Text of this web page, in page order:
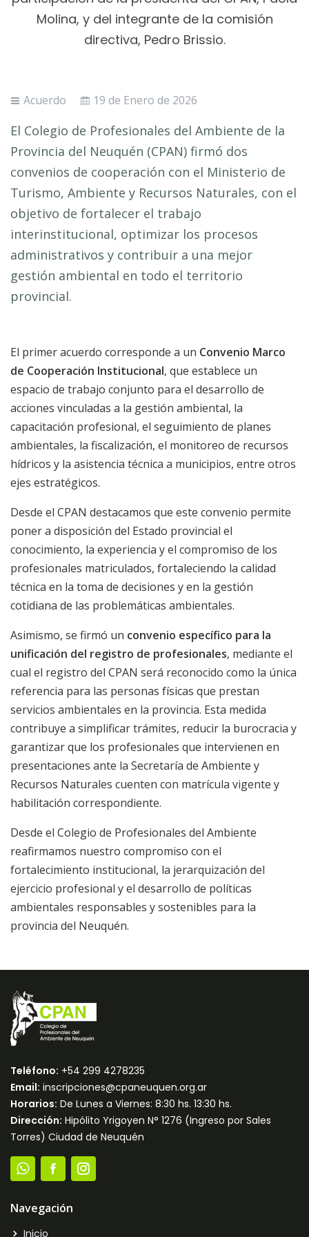
Molina, y del integrante de la comisión
directiva, Pedro Brissio.
Acuerdo 19 de Enero de 2026
El Colegio de Profesionales del Ambiente de la
Provincia del Neuquén (CPAN) firmó dos
convenios de cooperación con el Ministerio de
Turismo, Ambiente y Recursos Naturales, con el
objetivo de fortalecer el trabajo
interinstitucional, optimizar los procesos
administrativos y contribuir a una mejor
gestión ambiental en todo el territorio
provincial.
El primer acuerdo corresponde a un Convenio Marco
de Cooperación Institucional, que establece un
espacio de trabajo conjunto para el desarrollo de
acciones vinculadas a la gestión ambiental, la
capacitación profesional, el seguimiento de planes
ambientales, la fiscalización, el monitoreo de recursos
hídricos y la asistencia técnica a municipios, entre otros
ejes estratégicos.
Desde el CPAN destacamos que este convenio permite
poner a disposición del Estado provincial el
conocimiento, la experiencia y el compromiso de los
profesionales matriculados, fortaleciendo la calidad
técnica en la toma de decisiones y en la gestión
cotidiana de las problemáticas ambientales.
Asimismo, se firmó un convenio específico para la
unificación del registro de profesionales, mediante el
cual el registro del CPAN será reconocido como la única
referencia para las personas físicas que prestan
servicios ambientales en la provincia. Esta medida
contribuye a simplificar trámites, reducir la burocracia y
garantizar que los profesionales que intervienen en
presentaciones ante la Secretaría de Ambiente y
Recursos Naturales cuenten con matrícula vigente y
habilitación correspondiente.
Desde el Colegio de Profesionales del Ambiente
reafirmamos nuestro compromiso con el
fortalecimiento institucional, la jerarquización del
ejercicio profesional y el desarrollo de políticas
ambientales responsables y sostenibles para la
provincia del Neuquén.
Teléfono: +54 299 4278235
Email: inscripciones@cpaneuquen.org.ar
Horarios: De Lunes a Viernes: 8:30 hs. 13:30 hs.
Dirección: Hipólito Yrigoyen N° 1276 (Ingreso por Sales
Torres) Ciudad de Neuquén
Navegación
Inicio